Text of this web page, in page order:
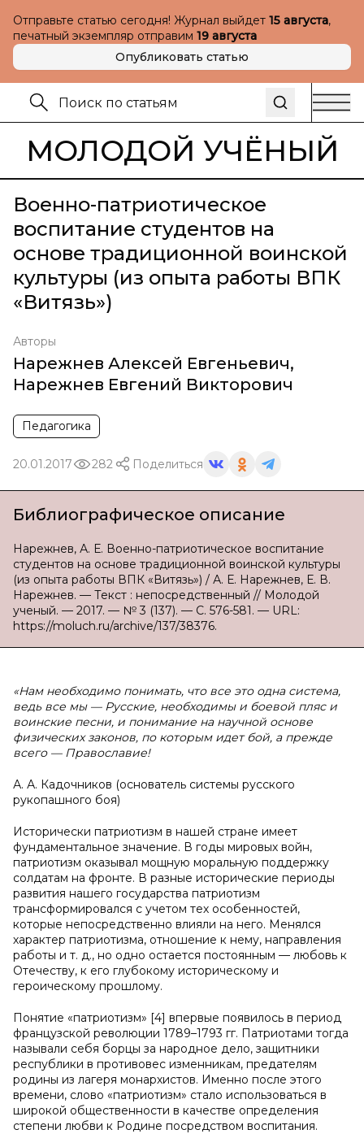
Отправьте статью сегодня! Журнал выйдет 15 августа,
печатный экземпляр отправим 19 августа
Опубликовать статью
МОЛОДОЙ УЧЁНЫЙ
Военно-патриотическое
воспитание студентов на
основе традиционной воинской
культуры (из опыта работы ВПК
«Витязь»)
Авторы
Нарежнев Алексей Евгеньевич,
Нарежнев Евгений Викторович
Педагогика
20.01.2017 282 Поделиться
Библиографическое описание
Нарежнев, А. Е. Военно-патриотическое воспитание
студентов на основе традиционной воинской культуры
(из опыта работы ВПК «Витязь») / А. Е. Нарежнев, Е. В.
Нарежнев. — Текст : непосредственный // Молодой
ученый. — 2017. — № 3 (137). — С. 576-581. — URL:
https://moluch.ru/archive/137/38376.
«Нам необходимо понимать, что все это одна система,
ведь все мы — Русские, необходимы и боевой пляс и
воинские песни, и понимание на научной основе
физических законов, по которым идет бой, а прежде
всего — Православие!
А. А. Кадочников (основатель системы русского
рукопашного боя)
Исторически патриотизм в нашей стране имеет
фундаментальное значение. В годы мировых войн,
патриотизм оказывал мощную моральную поддержку
солдатам на фронте. В разные исторические периоды
развития нашего государства патриотизм
трансформировался с учетом тех особенностей,
которые непосредственно влияли на него. Менялся
характер патриотизма, отношение к нему, направления
работы и т. д., но одно остается постоянным — любовь к
Отечеству, к его глубокому историческому и
героическому прошлому.
Понятие «патриотизм» [4] впервые появилось в период
французской революции 1789–1793 гг. Патриотами тогда
называли себя борцы за народное дело, защитники
республики в противовес изменникам, предателям
родины из лагеря монархистов. Именно после этого
времени, слово «патриотизм» стало использоваться в
широкой общественности в качестве определения
степени любви к Родине посредством воспитания.